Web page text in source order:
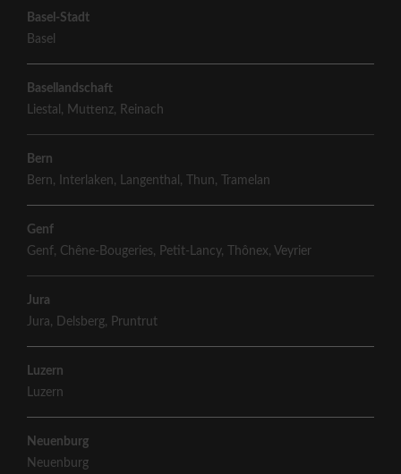
Basel-Stadt
Basel
Basellandschaft
Liestal , Muttenz, Reinach
Bern
Bern, Interlaken, Langenthal , Thun, Tramelan
Genf
Genf, Chêne-Bougeries, Petit-Lancy, Thônex, Veyrier
Jura
Jura, Delsberg, Pruntrut
Luzern
Luzern
Neuenburg
Neuenburg